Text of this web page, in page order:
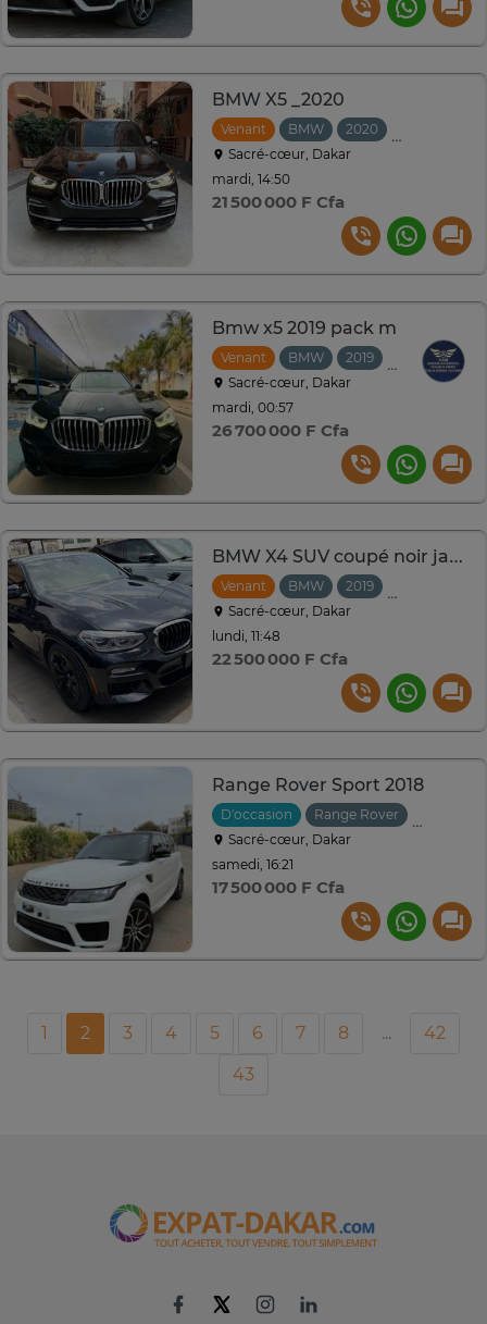
BMW X5 _2020
Venant BMW 2020
Sacré-cœur, Dakar
mardi, 14:50
21 500 000 F Cfa
Bmw x5 2019 pack m
Venant BMW 2019
Automatique
Sacré-cœur, Dakar
mardi, 00:57
26 700 000 F Cfa
BMW X4 SUV coupé noir jantes noires
Venant BMW 2019
Sacré-cœur, Dakar
lundi, 11:48
22 500 000 F Cfa
Range Rover Sport 2018
D'occasion Range Rover
Sacré-cœur, Dakar
samedi, 16:21
17 500 000 F Cfa
1 2 3 4 5 6 7 8 ...
42
43